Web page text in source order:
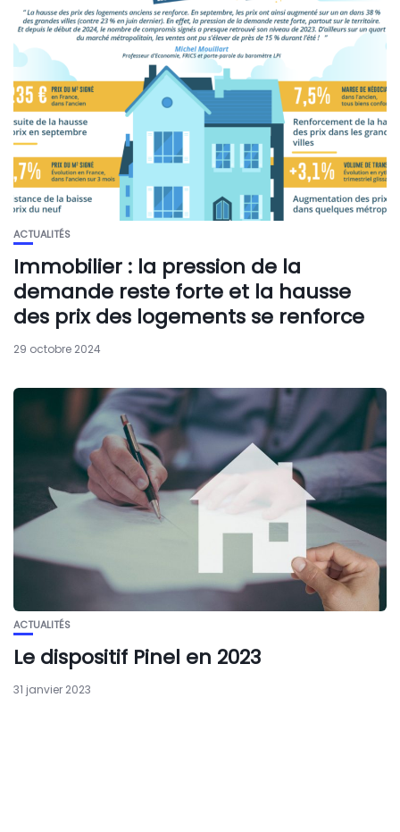
ACTUALITÉS
Immobilier : la pression de la
demande reste forte et la hausse
des prix des logements se renforce
29 octobre 2024
ACTUALITÉS
Le dispositif Pinel en 2023
31 janvier 2023